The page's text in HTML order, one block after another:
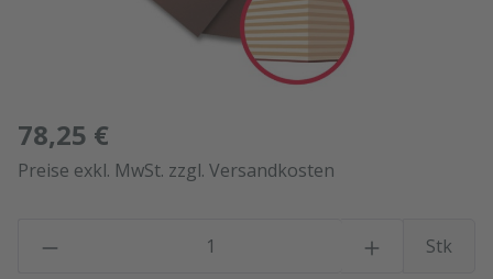
78,25 €
Preise exkl. MwSt. zzgl. Versandkosten
Stk